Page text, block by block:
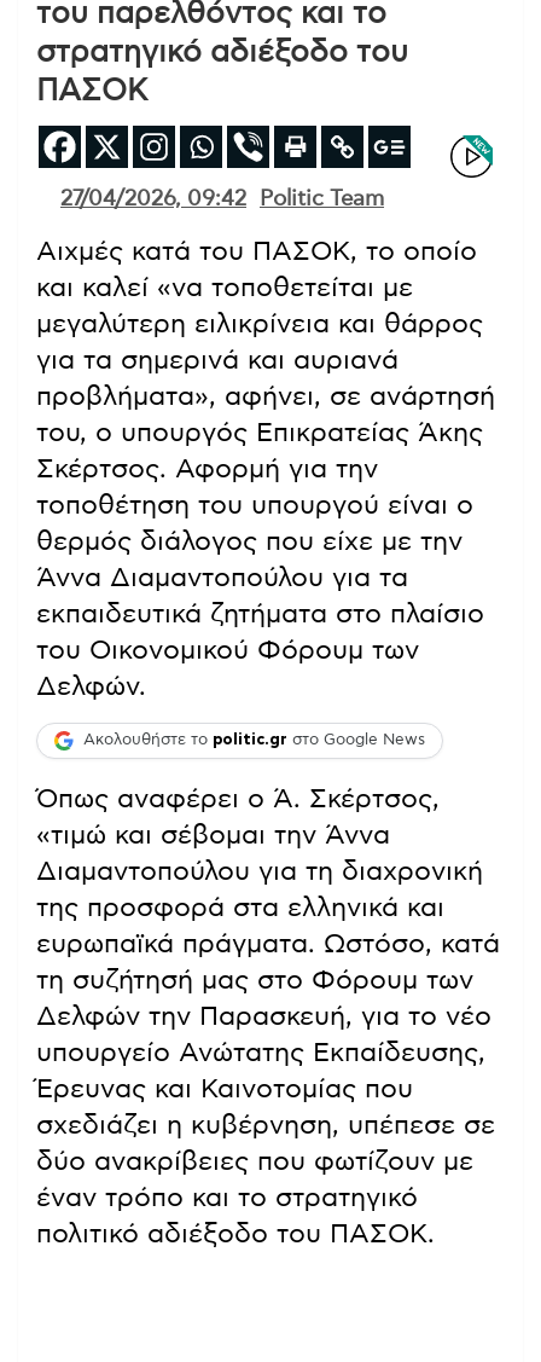
του παρελθόντος και το
στρατηγικό αδιέξοδο του
ΠΑΣΟΚ
27/04/2026, 09:42 Politic Team
Αιχμές κατά του ΠΑΣΟΚ, το οποίο
και καλεί «να τοποθετείται με
μεγαλύτερη ειλικρίνεια και θάρρος
για τα σημερινά και αυριανά
προβλήματα», αφήνει, σε ανάρτησή
του, ο υπουργός Επικρατείας Άκης
Σκέρτσος. Αφορμή για την
τοποθέτηση του υπουργού είναι ο
θερμός διάλογος που είχε με την
Άννα Διαμαντοπούλου για τα
εκπαιδευτικά ζητήματα στο πλαίσιο
του Οικονομικού Φόρουμ των
Δελφών.
Ακολουθήστε το politic.gr στο Google News
Όπως αναφέρει ο Ά. Σκέρτσος,
«τιμώ και σέβομαι την Άννα
Διαμαντοπούλου για τη διαχρονική
της προσφορά στα ελληνικά και
ευρωπαϊκά πράγματα. Ωστόσο, κατά
τη συζήτησή μας στο Φόρουμ των
Δελφών την Παρασκευή, για το νέο
υπουργείο Ανώτατης Εκπαίδευσης,
Έρευνας και Καινοτομίας που
σχεδιάζει η κυβέρνηση, υπέπεσε σε
δύο ανακρίβειες που φωτίζουν με
έναν τρόπο και το στρατηγικό
πολιτικό αδιέξοδο του ΠΑΣΟΚ.